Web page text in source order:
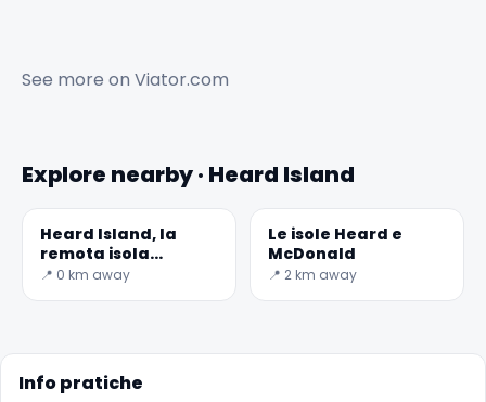
See more on Viator.com
Explore nearby · Heard Island
Heard Island, la
remota isola
vulcanica
📍 0 km away
Le isole Heard e
McDonald
📍 2 km away
Info pratiche